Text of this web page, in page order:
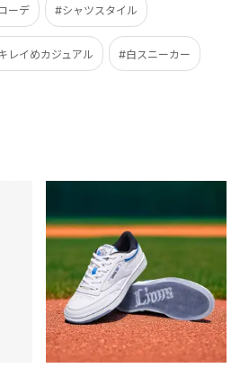
ーデ #シャツスタイル
レイめカジュアル #白スニーカー